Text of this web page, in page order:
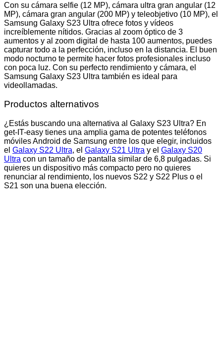
Con su cámara selfie (12 MP), cámara ultra gran angular (12
MP), cámara gran angular (200 MP) y teleobjetivo (10 MP), el
Samsung Galaxy S23 Ultra ofrece fotos y vídeos
increíblemente nítidos. Gracias al zoom óptico de 3
aumentos y al zoom digital de hasta 100 aumentos, puedes
capturar todo a la perfección, incluso en la distancia. El buen
modo nocturno te permite hacer fotos profesionales incluso
con poca luz. Con su perfecto rendimiento y cámara, el
Samsung Galaxy S23 Ultra también es ideal para
videollamadas.
Productos alternativos
¿Estás buscando una alternativa al Galaxy S23 Ultra? En
get-IT-easy tienes una amplia gama de potentes teléfonos
móviles Android de Samsung entre los que elegir, incluidos
el Galaxy S22 Ultra, el Galaxy S21 Ultra y el Galaxy S20
Ultra con un tamaño de pantalla similar de 6,8 pulgadas. Si
quieres un dispositivo más compacto pero no quieres
renunciar al rendimiento, los nuevos S22 y S22 Plus o el
S21 son una buena elección.